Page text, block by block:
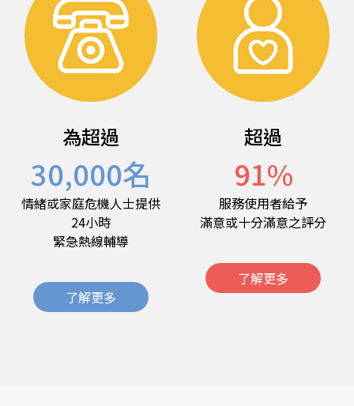
為超過
30,000名
情緒或家庭危機人士提供
24小時
緊急熱線輔導
了解更多
超過
91%
服務使用者給予
滿意或十分滿意之評分
了解更多